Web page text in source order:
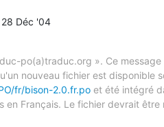
28 Déc '04
po(a)traduc.org ». Ce
nouveau fichier est disponible
fr/bison-2.0.fr.po et été intégré
Français. Le fichier devrait